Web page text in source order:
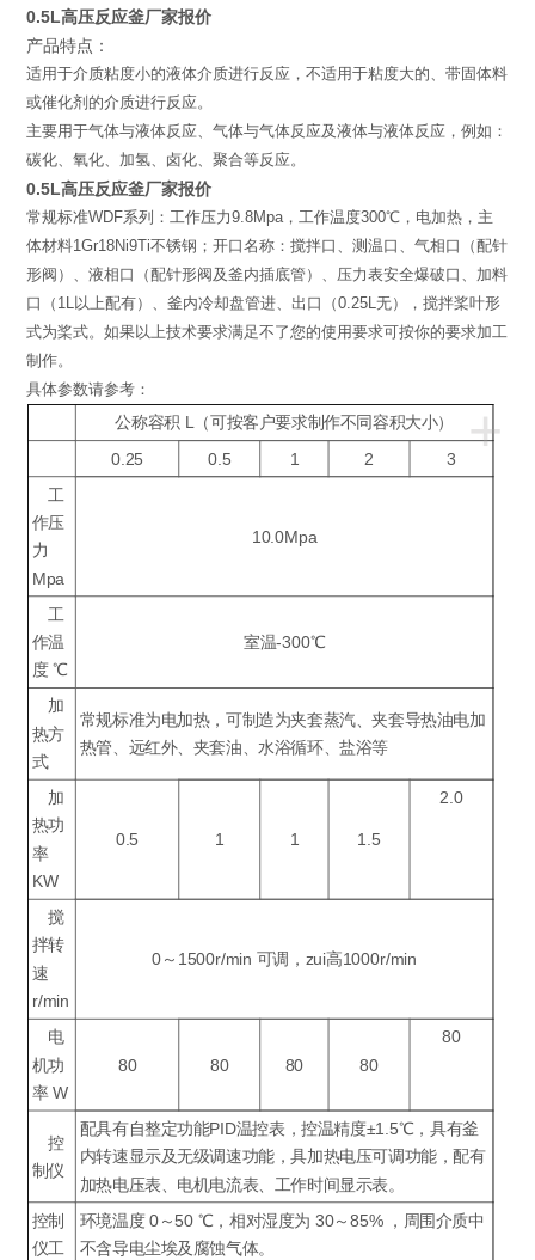
0.5L高压反应釜厂家报价
产品特点：
适用于介质粘度小的液体介质进行反应，不适用于粘度大的、带固体料
或催化剂的介质进行反应。
主要用于气体与液体反应、气体与气体反应及液体与液体反应，例如：
碳化、氧化、加氢、卤化、聚合等反应。
0.5L高压反应釜厂家报价
常规标准WDF系列：工作压力9.8Mpa，工作温度300℃，电加热，主
体材料1Gr18Ni9Ti不锈钢；开口名称：搅拌口、测温口、气相口（配针
形阀）、液相口（配针形阀及釜内插底管）、压力表安全爆破口、加料
口（1L以上配有）、釜内冷却盘管进、出口（0.25L无），搅拌桨叶形
式为桨式。如果以上技术要求满足不了您的使用要求可按你的要求加工
制作。
具体参数请参考：
+
公称容积 L（可按客户要求制作不同容积大小）
0.25
0.5 1 2 3
工
作压
力
Mpa
10.0Mpa
工
作温
度 ℃
室温-300℃
加
热方
式
常规标准为电加热，可制造为夹套蒸汽、夹套导热油电加
热管、远红外、夹套油、水浴循环、盐浴等
加
热功
率
KW
0.5 1 1 1.5
2.0
搅
拌转
速
r/min
0～1500r/min 可调，zui高1000r/min
电
机功
率 W
80 80 80 80
80
控
制仪
配具有自整定功能PID温控表，控温精度±1.5℃，具有釜
内转速显示及无级调速功能，具加热电压可调功能，配有
加热电压表、电机电流表、工作时间显示表。
控制
仪工
环境温度 0～50 ℃，相对湿度为 30～85% ，周围介质中
不含导电尘埃及腐蚀气体。